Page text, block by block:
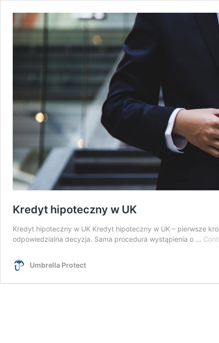
Kredyt hipoteczny w UK
Kredyt hipoteczny w UK Kredyt hipoteczny w UK – pierwsze
odpowiedzialna decyzja. Sama procedura wystąpienia o …
Umbrella Protect